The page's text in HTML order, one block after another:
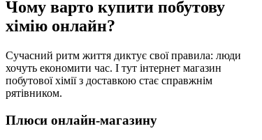
Чому варто купити побутову
хімію онлайн?
Сучасний ритм життя диктує свої правила: люди
хочуть економити час. І тут інтернет магазин
побутової хімії з доставкою стає справжнім
рятівником.
Плюси онлайн-магазину